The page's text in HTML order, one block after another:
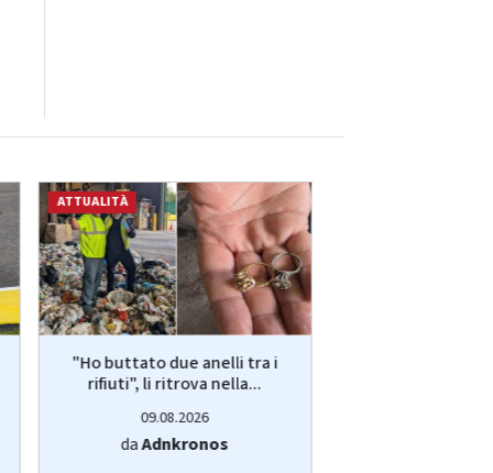
ATTUALITÀ
"Ho buttato due anelli tra i
rifiuti", li ritrova nella...
09.08.2026
daAdnkronos